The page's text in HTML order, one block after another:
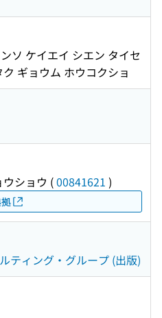
ソ ケイエイ シエン タイセ
ギョウム ホウコクショ
ショウ (00841621 )
ティング・グループ (出版)